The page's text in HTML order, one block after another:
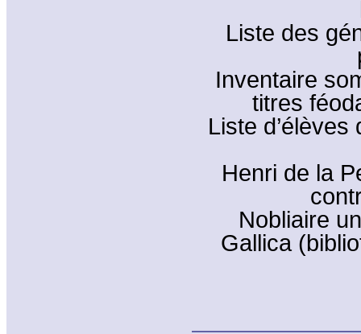
Liste des
Inventaire
titres
Liste d’élèves
Henri de la
Nobliaire
Gallica